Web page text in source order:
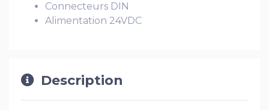
Connecteurs DIN
Alimentation 24VDC
Description